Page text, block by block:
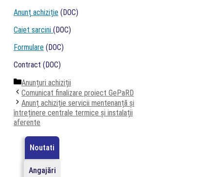
Anunț achiziție (DOC)
Caiet sarcini (DOC)
Formulare (DOC)
Contract (DOC)
Categorii
Anunțuri achiziții
Comunicat finalizare proiect GePaRD
Anunț achiziție servicii mentenanță și
întreținere centrale termice și instalații
aferente
Noutati
Angajări